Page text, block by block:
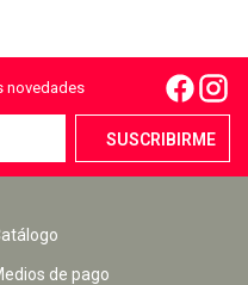
novedades
de pago